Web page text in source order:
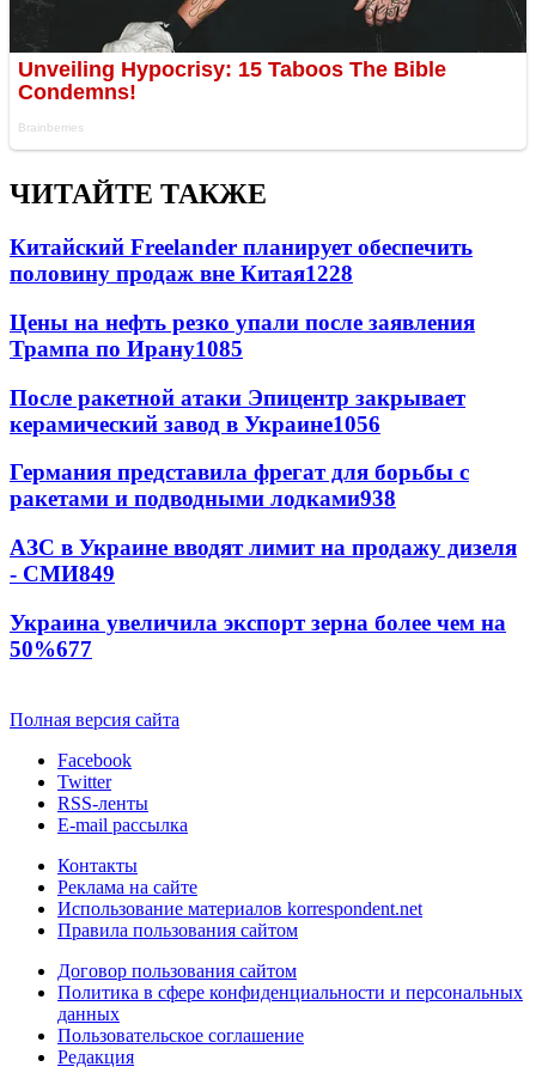
ЧИТАЙТЕ ТАКЖЕ
Китайский Freelander планирует обеспечить
половину продаж вне Китая1228
Цены на нефть резко упали после заявления
Трампа по Ирану1085
После ракетной атаки Эпицентр закрывает
керамический завод в Украине1056
Германия представила фрегат для борьбы с
ракетами и подводными лодками938
АЗС в Украине вводят лимит на продажу дизеля
- СМИ849
Украина увеличила экспорт зерна более чем на
50%677
Полная версия сайта
Facebook
Twitter
RSS-ленты
E-mail рассылка
Контакты
Реклама на сайте
Использование материалов korrespondent.net
Правила пользования сайтом
Договор пользования сайтом
Политика в сфере конфиденциальности и персональных
данных
Пользовательское соглашение
Редакция